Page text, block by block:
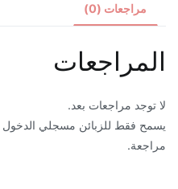
مراجعات (0)
المراجعات
لا توجد مراجعات بعد.
يسمح فقط للزبائن مسجلي الدخول
مراجعة.